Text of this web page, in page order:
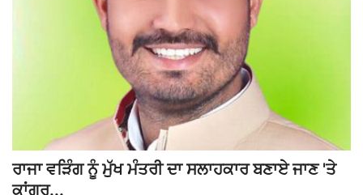
ਰਾਜਾ ਵੜਿੰਗ ਨੂੰ ਮੁੱਖ ਮੰਤਰੀ ਦਾ ਸਲਾਹਕਾਰ ਬਣਾਏ ਜਾਣ 'ਤੇ
ਕਾਂਗਰ...